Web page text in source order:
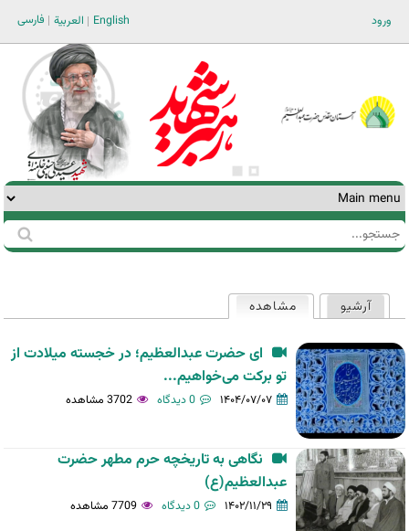
ورود فارسی العربية English
فرم
جستجو
اولیه
آرشیو مشاهده
ای حضرت عبدالعظیم؛ در خجسته میلادت از
تو برکت می‌خواهیم...
۱۴۰۴/۰۷/۰۷ 0 دیدگاه 3702 مشاهده
نگاهی به تاریخچه حرم مطهر حضرت
عبدالعظیم(ع)
۱۴۰۲/۱۱/۲۹ 0 دیدگاه 7709 مشاهده